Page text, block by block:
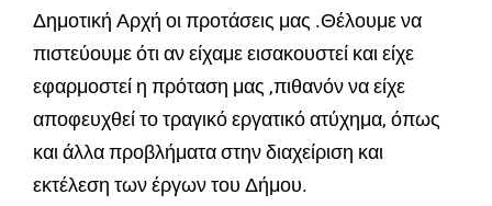
Δημοτική Αρχή οι προτάσεις μας .Θέλουμε να
πιστεύουμε ότι αν είχαμε εισακουστεί και είχε
εφαρμοστεί η πρόταση μας ,πιθανόν να είχε
αποφευχθεί το τραγικό εργατικό ατύχημα, όπως
και άλλα προβλήματα στην διαχείριση και
εκτέλεση των έργων του Δήμου.